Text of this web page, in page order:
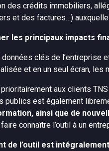
des crédits immobiliers,
et des factures…)
les principaux impacts
clés de l’entreprise
et en un seul écran,
prioritairement aux clients
publics est également
ainsi que de
connaître l’outil à un
de l’outil est